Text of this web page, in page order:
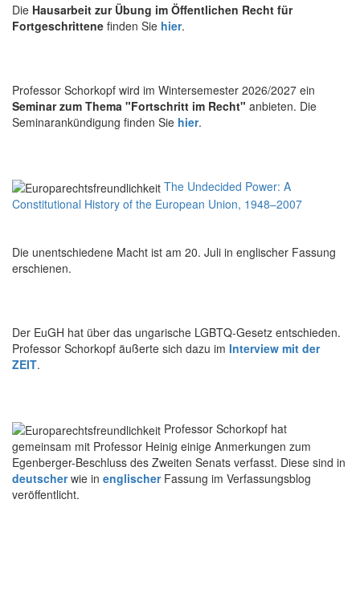
Die Hausarbeit zur Übung im Öffentlichen Recht für
Fortgeschrittene finden Sie hier.
Professor Schorkopf wird im Wintersemester 2026/2027 ein
Seminar zum Thema "Fortschritt im Recht" anbieten. Die
Seminarankündigung finden Sie hier.
The Undecided Power: A
Constitutional History of the European Union, 1948–2007
Die unentschiedene Macht ist am 20. Juli in englischer Fassung
erschienen.
Der EuGH hat über das ungarische LGBTQ-Gesetz entschieden.
Professor Schorkopf äußerte sich dazu im Interview mit der
ZEIT.
Professor Schorkopf hat
gemeinsam mit Professor Heinig einige Anmerkungen zum
Egenberger-Beschluss des Zweiten Senats verfasst. Diese sind in
deutscherwie in englischerFassung im Verfassungsblog
veröffentlicht.